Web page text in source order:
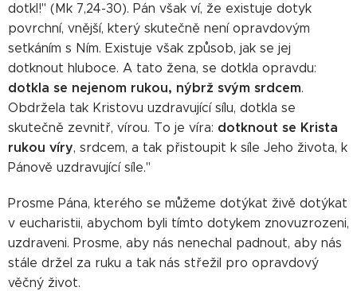
dotkl!" (Mk 7,24-30). Pán však ví, že existuje dotyk
povrchní, vnější, který skutečně není opravdovým
setkáním s Ním. Existuje však způsob, jak se jej
dotknout hluboce. A tato žena, se dotkla opravdu:
dotkla se nejenom rukou, nýbrž svým srdcem.
Obdržela tak Kristovu uzdravující sílu, dotkla se
skutečně zevnitř, vírou. To je víra: dotknout se Krista
rukou víry, srdcem, a tak přistoupit k síle Jeho života, k
Pánově uzdravující síle."
Prosme Pána, kterého se můžeme dotýkat živě dotýkat
v eucharistii, abychom byli tímto dotykem znovuzrozeni,
uzdraveni. Prosme, aby nás nenechal padnout, aby nás
stále držel za ruku a tak nás střežil pro opravdový
věčný život.